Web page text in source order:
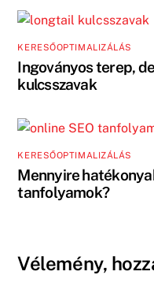
KERESŐOPTIMALIZÁLÁS
Ingoványos terep,
kulcsszavak
KERESŐOPTIMALIZÁLÁS
Mennyire
tanfolyamok?
Vélemény,